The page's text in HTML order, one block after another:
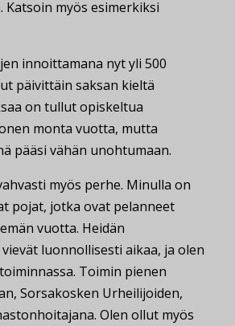
Katsoin myös esimerkiksi
innoittamana nyt yli 500
päivittäin saksan kieltä
on tullut opiskeltua
monta vuotta, mutta
pääsi vähän unohtumaan.
myös perhe. Minulla on
pojat, jotka ovat pelanneet
vuotta. Heidän
luonnollisesti aikaa, ja olen
Toimin pienen
Sorsakosken Urheilijoiden,
Olen ollut myös